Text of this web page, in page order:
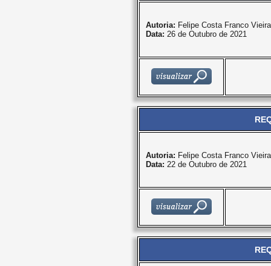
Autoria: Felipe Costa Franco Vieira
Data: 26 de Outubro de 2021
Autoria: Felipe Costa Franco Vieira
Data: 22 de Outubro de 2021